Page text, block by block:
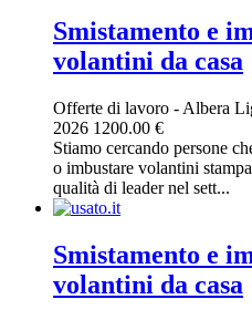
Smistamento e
volantini da casa
Offerte di lavoro - Albera
2026 1200.00 €
Stiamo cercando persone
o imbustare volantini
qualità di leader nel sett...
Smistamento e
volantini da casa